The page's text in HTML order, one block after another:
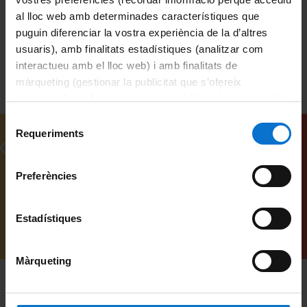
al lloc web amb determinades característiques que
puguin diferenciar la vostra experiència de la d’altres
usuaris), amb finalitats estadístiques (analitzar com
interactueu amb el lloc web) i amb finalitats de
màrqueting (gestionar la publicitat que s’ofereix
consultar laPolítica de galetes del lloc web de la
consentiment
Requeriments
Preferències
Estadístiques
Màrqueting
treball en equip
Alonso, Àngel, 1954-
Vídeos relacionats